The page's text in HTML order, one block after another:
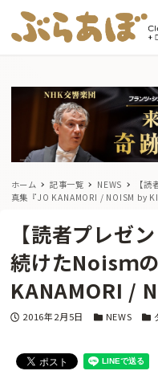
ホーム 記事一覧 NEWS
【
真集『JO KANAMORI / NOISM by
【読者プレゼ
続けたNoisｍ
KANAMORI /
投稿日
2016年2月5日 カテゴリー
NEWS カ